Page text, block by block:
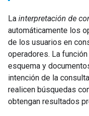
La interpretación de
automáticamente los
de los usuarios en
operadores. La
esquema y
intención de la
realicen búsquedas
obtengan resultados